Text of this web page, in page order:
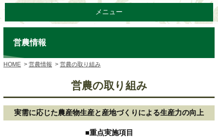
メニュー
営農情報
HOME 営農情報 営農の取り組み
営農の取り組み
実需に応じた農産物生産と産地づくりによる生産力の向上
■重点実施項目